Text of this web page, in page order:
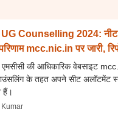
Counselling 2024: नीट
mcc.nic.in पर जारी,
एमसीसी की आधिकारिक वेबसाइट
के तहत अपने सीट अलॉटमेंट
हैं।